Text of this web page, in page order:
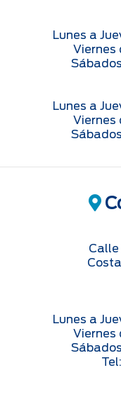
Lunes a
Viernes
Lunes a
Viernes
Calle
Lunes a
Viernes